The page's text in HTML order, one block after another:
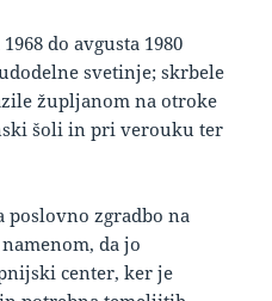
do avgusta 1980
svetinje; skrbele
župljanom na otroke
šoli in pri verouku ter
poslovno zgradbo na
namenom, da jo
center, ker je